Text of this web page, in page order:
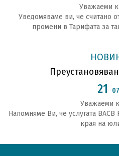
Уважаеми
Уведомяваме ви, че считано
промени в Тарифата за
21
Уважаеми
Напомняме Ви, че услугата
края на